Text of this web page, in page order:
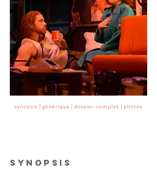
synopsis | générique | dossier complet | photos
Synopsis